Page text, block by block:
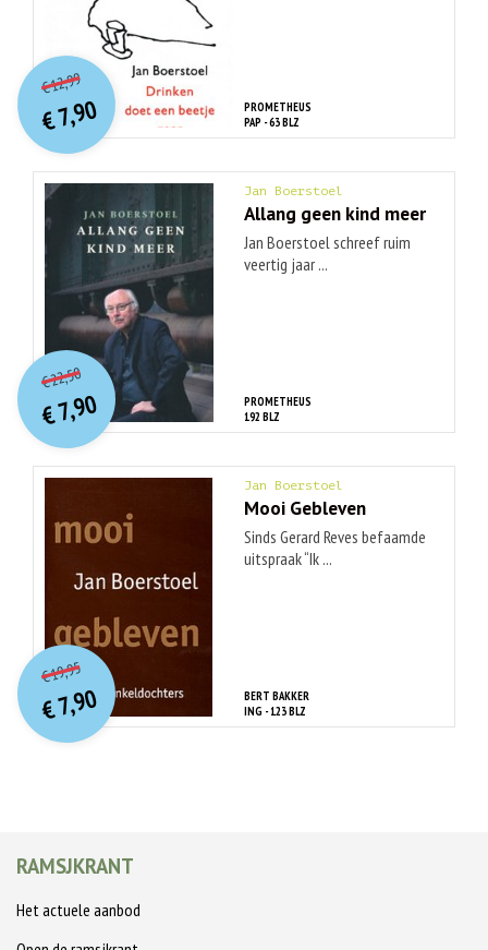
PROMETHEUS
PAP - 63 BLZ
€12,99O
orspr
onkelijke
prijs
was:
€ 12,99.
€7,90
Huidige
prijs
is:
€ 7,90.
Jan Boerstoel
Allang geen kind meer
Jan Boerstoel schreef ruim
veertig jaar ...
PROMETHEUS
192 BLZ
€22,50O
orspr
onkelijke
prijs
was:
€ 22,50.
€7,90
Huidige
prijs
is:
€ 7,90.
Jan Boerstoel
Mooi Gebleven
Sinds Gerard Reves befaamde
uitspraak “Ik ...
BERT BAKKER
ING - 123 BLZ
€19,95O
orspr
onkelijke
prijs
was:
€ 19,95.
€7,90
Huidige
prijs
is:
€ 7,90.
RAMSJKRANT
Het actuele aanbod